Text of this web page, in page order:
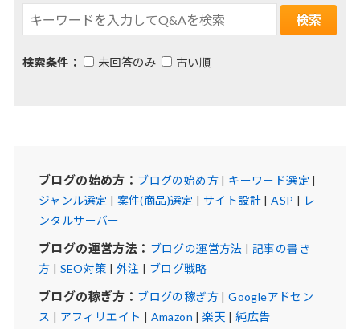
検索条件： 未回答のみ 古い順
ブログの始め方： ブログの始め方| キーワード選定 |
ジャンル選定 | 案件(商品)選定 | サイト設計|ASP | レ
ンタルサーバー
ブログの運営方法： ブログの運営方法 | 記事の書き
方 | SEO対策 | 外注 | ブログ戦略
ブログの稼ぎ方： ブログの稼ぎ方|Googleアドセン
ス | アフィリエイト | Amazon |楽天 |純広告